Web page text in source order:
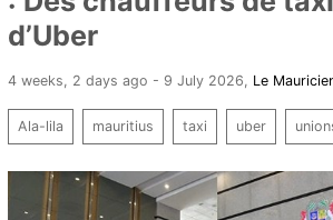
d’Uber
4 weeks, 2 days ago - 9 July 2026 Le
Ala-lila mauritius taxi uber